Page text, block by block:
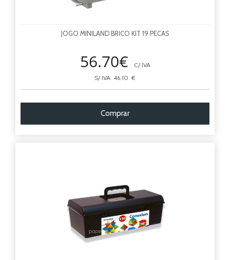
JOGO MINILAND BRICO KIT 19 PECAS
56.70€
C/ IVA
S/ IVA 46.10 €
Comprar